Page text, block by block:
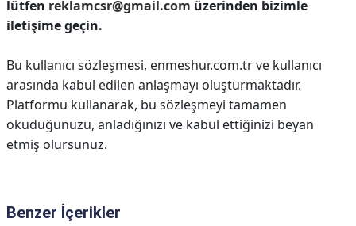
lütfen reklamcsr@gmail.com üzerinden bizimle
iletişime geçin.
Bu kullanıcı sözleşmesi, enmeshur.com.tr ve kullanıcı
arasında kabul edilen anlaşmayı oluşturmaktadır.
Platformu kullanarak, bu sözleşmeyi tamamen
okuduğunuzu, anladığınızı ve kabul ettiğinizi beyan
etmiş olursunuz.
Benzer İçerikler